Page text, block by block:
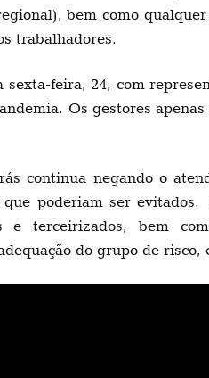
bem como
trabalhadores.
feira, 24, com
Os gestores
continua negando o
que poderiam ser
e terceirizados, bem
do grupo de